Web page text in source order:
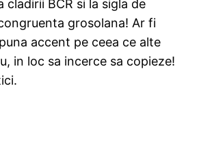
cladirii BCR si la sigla de
grosolana! Ar fi
accent pe ceea ce alte
in loc sa incerce sa copieze!